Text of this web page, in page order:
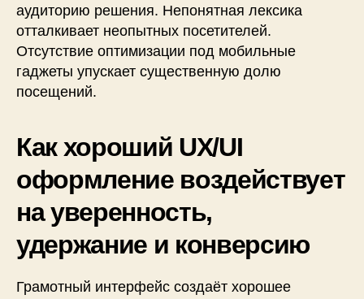
аудиторию решения. Непонятная лексика
отталкивает неопытных посетителей.
Отсутствие оптимизации под мобильные
гаджеты упускает существенную долю
посещений.
Как хороший UX/UI
оформление воздействует
на уверенность,
удержание и конверсию
Грамотный интерфейс создаёт хорошее